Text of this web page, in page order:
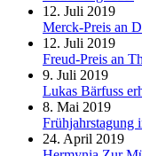
12. Juli 2019
Merck-Preis an
12. Juli 2019
Freud-Preis an
9. Juli 2019
Lukas Bärfuss
8. Mai 2019
Frühjahrstagung
24. April 2019